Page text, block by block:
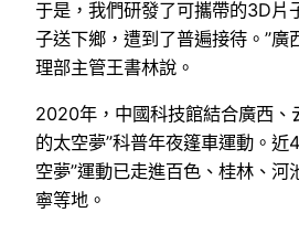
于是，我們研發了可攜帶的3D片
子送下鄉，遭到了普遍接待。”廣
理部主管王書林說。
2020年，中國科技館結合廣西、
的太空夢”科普年夜篷車運動。近
空夢”運動已走進百色、桂林、河
寧等地。